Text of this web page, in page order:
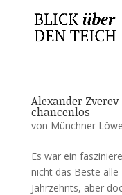
Alexander
chancenlos
von Münchner Löwe
Es war ein
nicht das Beste
Jahrzehnts, aber